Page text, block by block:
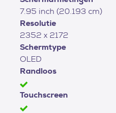
7.95 inch (20.193 cm)
Resolutie
2352 x 2172
Schermtype
OLED
Randloos
Touchscreen